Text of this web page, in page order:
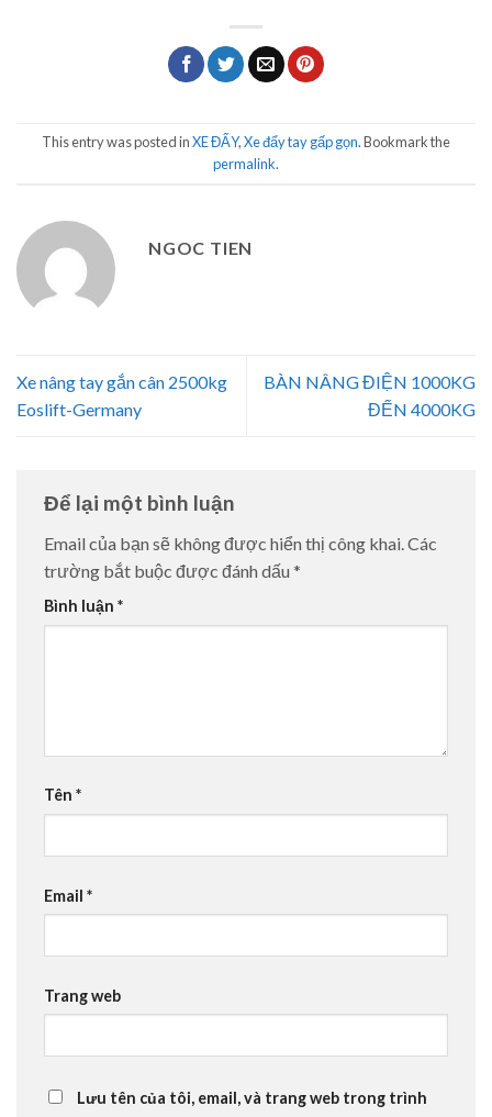
This entry was posted inXE ĐẨY,Xe đẩy tay gấp gọn. Bookmark the
permalink.
NGOC TIEN
Xe nâng tay gắn cân 2500kg
Eoslift-Germany
BÀN NÂNG ĐIỆN 1000KG
ĐẾN 4000KG
Để lại một bình luận
Email của bạn sẽ không được hiển thị công khai.Các
trường bắt buộc được đánh dấu *
Bình luận *
Tên *
Email *
Trang web
Lưu tên của tôi, email, và trang web trong trình